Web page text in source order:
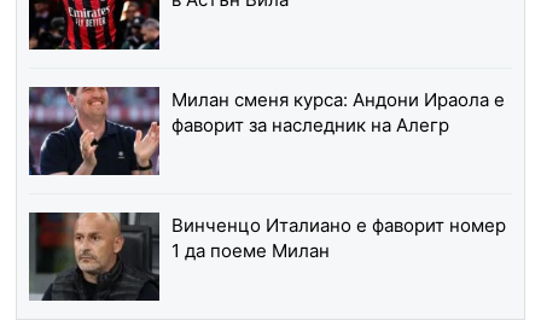
Милан сменя курса: Андони Ираола е
фаворит за наследник на Алегр
Винченцо Италиано е фаворит номер
1 да поеме Милан